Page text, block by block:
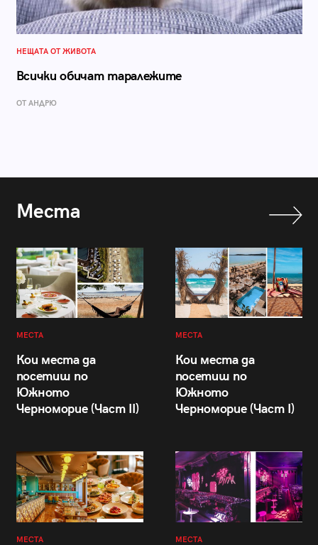
НЕЩАТА ОТ ЖИВОТА
Всички обичат таралежите
ОТ АНДРЮ
Места
МЕСТА
Кои места да
посетиш по
Южното
Черноморие (Част II)
МЕСТА
Кои места да
посетиш по
Южното
Черноморие (Част I)
МЕСТА МЕСТА